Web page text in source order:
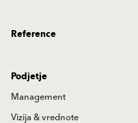
Reference
Podjetje
Management
Vizija & vrednote